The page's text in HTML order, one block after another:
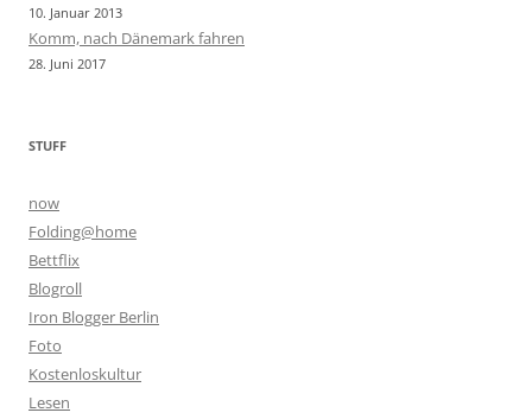
10. Januar 2013
Komm, nach Dänemark fahren
28. Juni 2017
STUFF
now
Folding@home
Bettflix
Blogroll
Iron Blogger Berlin
Foto
Kostenloskultur
Lesen